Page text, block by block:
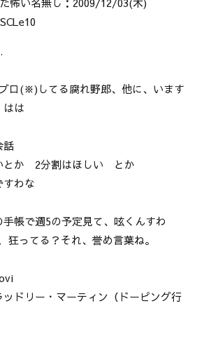
ロ(※)してる腐れ野郎、他に、います
はは
話
とか 2分割はほしい とか
すわな
帳で週5の予定見て、呟くんすわ
ってる？それ、誉め言葉ね。
ドリー・マーティン（ドーピング行